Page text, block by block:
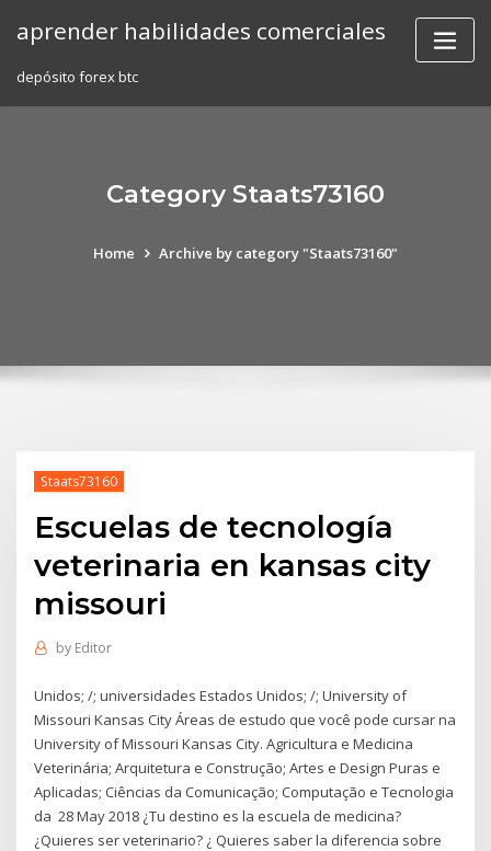
aprender habilidades comerciales
depósito forex btc
Category Staats73160
Home Archive by category "Staats73160"
Staats73160
Escuelas de tecnología
veterinaria en kansas city
missouri
by Editor
Unidos; /; universidades Estados Unidos; /; University of
Missouri Kansas City Áreas de estudo que você pode cursar na
University of Missouri Kansas City. Agricultura e Medicina
Veterinária; Arquitetura e Construção; Artes e Design Puras e
Aplicadas; Ciências da Comunicação; Computação e Tecnologia
da 28 May 2018 ¿Tu destino es la escuela de medicina?
¿Quieres ser veterinario? ¿ Quieres saber la diferencia sobre